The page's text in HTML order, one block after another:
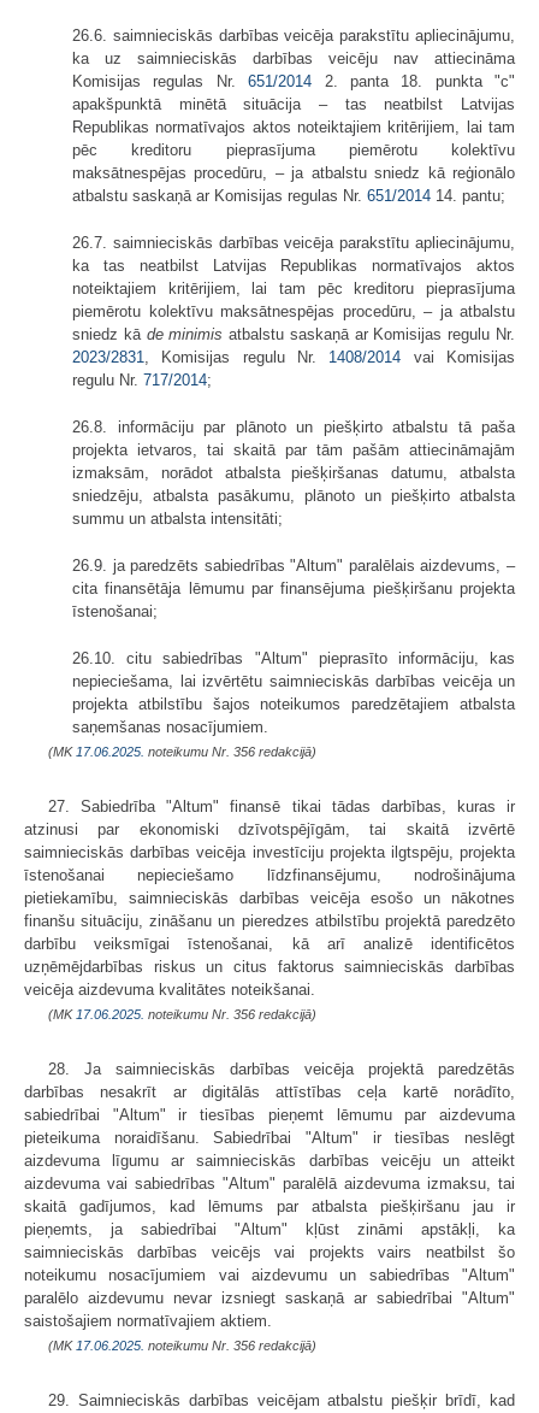
26.6. saimnieciskās darbības veicēja parakstītu apliecinājumu,
ka uz saimnieciskās darbības veicēju nav attiecināma
Komisijas regulas Nr.651/2014 2. panta 18. punkta "c"
apakšpunktā minētā situācija – tas neatbilst Latvijas
Republikas normatīvajos aktos noteiktajiem kritērijiem, lai tam
pēc kreditoru pieprasījuma piemērotu kolektīvu
maksātnespējas procedūru, – ja atbalstu sniedz kā reģionālo
atbalstu saskaņā ar Komisijas regulas Nr. 651/2014 14. pantu;
26.7. saimnieciskās darbības veicēja parakstītu apliecinājumu,
ka tas neatbilst Latvijas Republikas normatīvajos aktos
noteiktajiem kritērijiem, lai tam pēc kreditoru pieprasījuma
piemērotu kolektīvu maksātnespējas procedūru, – ja atbalstu
sniedz kā de minimis atbalstu saskaņā ar Komisijas regulu Nr.
2023/2831, Komisijas regulu Nr. 1408/2014 vai Komisijas
regulu Nr. 717/2014;
26.8. informāciju par plānoto un piešķirto atbalstu tā paša
projekta ietvaros, tai skaitā par tām pašām attiecināmajām
izmaksām, norādot atbalsta piešķiršanas datumu, atbalsta
sniedzēju, atbalsta pasākumu, plānoto un piešķirto atbalsta
summu un atbalsta intensitāti;
26.9. ja paredzēts sabiedrības "Altum" paralēlais aizdevums, –
cita finansētāja lēmumu par finansējuma piešķiršanu projekta
īstenošanai;
26.10. citu sabiedrības "Altum" pieprasīto informāciju, kas
nepieciešama, lai izvērtētu saimnieciskās darbības veicēja un
projekta atbilstību šajos noteikumos paredzētajiem atbalsta
saņemšanas nosacījumiem.
(MK 17.06.2025. noteikumu Nr. 356 redakcijā)
27. Sabiedrība "Altum" finansē tikai tādas darbības, kuras ir
atzinusi par ekonomiski dzīvotspējīgām, tai skaitā izvērtē
saimnieciskās darbības veicēja investīciju projekta ilgtspēju, projekta
īstenošanai nepieciešamo līdzfinansējumu, nodrošinājuma
pietiekamību, saimnieciskās darbības veicēja esošo un nākotnes
finanšu situāciju, zināšanu un pieredzes atbilstību projektā paredzēto
darbību veiksmīgai īstenošanai, kā arī analizē identificētos
uzņēmējdarbības riskus un citus faktorus saimnieciskās darbības
veicēja aizdevuma kvalitātes noteikšanai.
(MK 17.06.2025. noteikumu Nr. 356 redakcijā)
28. Ja saimnieciskās darbības veicēja projektā paredzētās
darbības nesakrīt ar digitālās attīstības ceļa kartē norādīto,
sabiedrībai "Altum" ir tiesības pieņemt lēmumu par aizdevuma
pieteikuma noraidīšanu. Sabiedrībai "Altum" ir tiesības neslēgt
aizdevuma līgumu ar saimnieciskās darbības veicēju un atteikt
aizdevuma vai sabiedrības "Altum" paralēlā aizdevuma izmaksu, tai
skaitā gadījumos, kad lēmums par atbalsta piešķiršanu jau ir
pieņemts, ja sabiedrībai "Altum" kļūst zināmi apstākļi, ka
saimnieciskās darbības veicējs vai projekts vairs neatbilst šo
noteikumu nosacījumiem vai aizdevumu un sabiedrības "Altum"
paralēlo aizdevumu nevar izsniegt saskaņā ar sabiedrībai "Altum"
saistošajiem normatīvajiem aktiem.
(MK 17.06.2025. noteikumu Nr. 356 redakcijā)
29. Saimnieciskās darbības veicējam atbalstu piešķir brīdī, kad